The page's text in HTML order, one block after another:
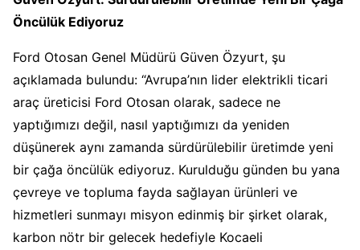
Öncülük Ediyoruz
Ford Otosan Genel Müdürü Güven Özyurt, şu
açıklamada bulundu: “Avrupa’nın lider elektrikli ticari
araç üreticisi Ford Otosan olarak, sadece ne
yaptığımızı değil, nasıl yaptığımızı da yeniden
düşünerek aynı zamanda sürdürülebilir üretimde yeni
bir çağa öncülük ediyoruz. Kurulduğu günden bu yana
çevreye ve topluma fayda sağlayan ürünleri ve
hizmetleri sunmayı misyon edinmiş bir şirket olarak,
karbon nötr bir gelecek hedefiyle Kocaeli